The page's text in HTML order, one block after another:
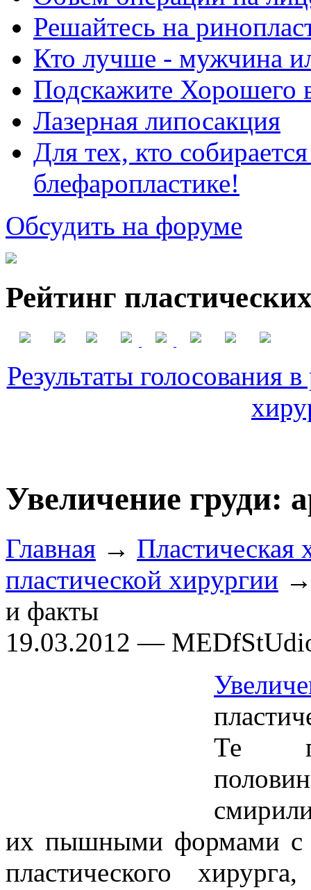
Решайтесь на
Кто лучше - мужчина
Подскажите Хорошего
Лазерная липосакция
Для тех, кто
блефаропластике!
Обсудить на форуме
Рейтинг
Результаты голосования
Увеличение груди:
Главная → Пластическая
пластической хирургии →
и факты
19.03.2012 —
Те
их пышными формами с
пластического